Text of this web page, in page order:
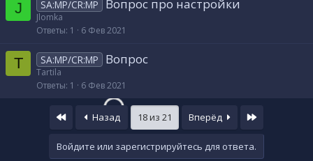
J SA:MP/CR:MP Вопрос про настройки
Jlomka
Ответы 1 6 Фев 2021
T SA:MP/CR:MP Вопрос
Tartila
Ответы 1 6 Фев 2021
First Назад 18 из 21 Вперёд Last
Войдите или зарегистрируйтесь для ответа.